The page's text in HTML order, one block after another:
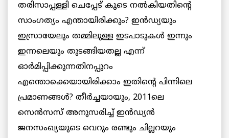
തരിസാപ്പള്ളി ചെപ്പേട് കൂടെ നൽകിയതിന്റെ
സാംഗത്യം എന്തായിരിക്കും? ഇൻഡ്യയും
ഇസ്രായേലും തമ്മിലുള്ള ഇടപാടുകൾ ഇന്നും
ഇന്നലെയും തുടങ്ങിയതല്ല എന്ന്
ഓർമിപ്പിക്കുന്നതിനപ്പുറം
എന്തൊക്കെയായിരിക്കാം ഇതിന്റെ പിന്നിലെ
പ്രമാണങ്ങൾ? തീർച്ചയായും, 2011ലെ
സെൻസസ് അനുസരിച്ച് ഇൻഡ്യൻ
ജനസംഖ്യയുടെ വെറും രണ്ടും ചില്ലറയും